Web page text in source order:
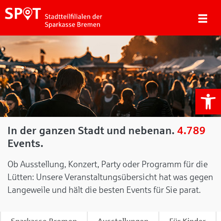
In der ganzen Stadt und nebenan. 4.789
Events.
Ob Ausstellung, Konzert, Party oder Programm für die
Lütten: Unsere Veranstaltungsübersicht hat was gegen
Langeweile und hält die besten Events für Sie parat.